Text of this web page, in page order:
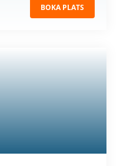
BOKA PLATS